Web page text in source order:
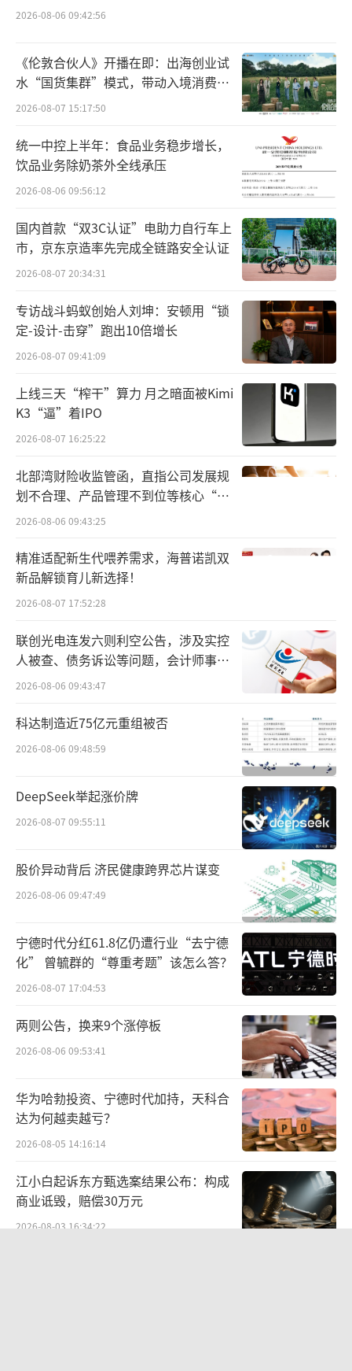
2026-08-06 09:42:56
《伦敦合伙人》开播在即：出海创业试
水“国货集群”模式，带动入境消费反
向种草
2026-08-07 15:17:50
统一中控上半年：食品业务稳步增长，
饮品业务除奶茶外全线承压
2026-08-06 09:56:12
国内首款“双3C认证”电助力自行车上
市，京东京造率先完成全链路安全认证
2026-08-07 20:34:31
专访战斗蚂蚁创始人刘坤：安顿用“锁
定-设计-击穿”跑出10倍增长
2026-08-07 09:41:09
上线三天“榨干”算力 月之暗面被Kimi
K3“逼”着IPO
2026-08-07 16:25:22
北部湾财险收监管函，直指公司发展规
划不合理、产品管理不到位等核心“痛
点”
2026-08-06 09:43:25
精准适配新生代喂养需求，海普诺凯双
新品解锁育儿新选择！
2026-08-07 17:52:28
联创光电连发六则利空公告，涉及实控
人被查、债务诉讼等问题，会计师事务
所曾出具“保留意见”
2026-08-06 09:43:47
科达制造近75亿元重组被否
2026-08-06 09:48:59
DeepSeek举起涨价牌
2026-08-07 09:55:11
股价异动背后 济民健康跨界芯片谋变
2026-08-06 09:47:49
宁德时代分红61.8亿仍遭行业“去宁德
化” 曾毓群的“尊重考题”该怎么答？
2026-08-07 17:04:53
两则公告，换来9个涨停板
2026-08-06 09:53:41
华为哈勃投资、宁德时代加持，天科合
达为何越卖越亏？
2026-08-05 14:16:14
江小白起诉东方甄选案结果公布：构成
商业诋毁，赔偿30万元
2026-08-03 16:34:22